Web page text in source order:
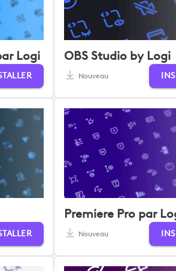
Logi OBS Studio by Logi
Nouveau
Premiere Pro par
Nouveau